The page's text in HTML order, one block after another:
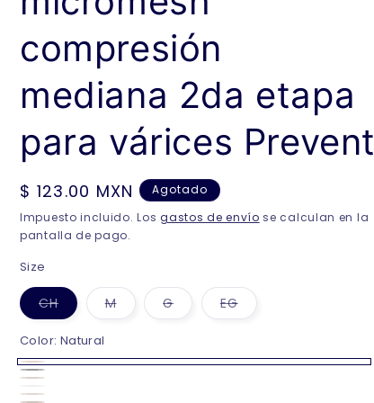
compresión
mediana 2da etapa
para várices Prevent
Precio
habitual
$ 123.00 MXN
Agotado
Impuesto incluido. Losgastos de envío se calculan en la
pantalla de pago.
Size
CHVariante
agotada
no
MVariante
agotada
GVariante
agotada
EGVariante
agotada
Color: Natural
Natural
Variante
agotada
Negro
Variante
South
Variante
Blanco
Variante